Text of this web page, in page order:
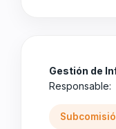
Gestión de
Responsable: